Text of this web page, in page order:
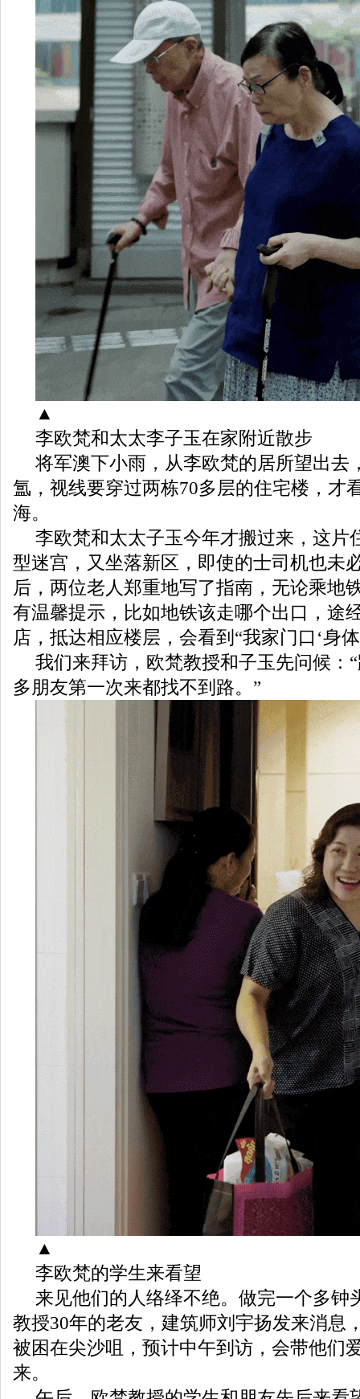
▲
李欧梵和太太李子玉在家附近散步
将军澳下小雨，从李欧梵的居所望出去
氲，视线要穿过两栋70多层的住宅楼，才
海。
李欧梵和太太子玉今年才搬过来，这片
型迷宫，又坐落新区，即使的士司机也未
后，两位老人郑重地写了指南，无论乘地
有温馨提示，比如地铁该走哪个出口，途
店，抵达相应楼层，会看到“我家门口‘身
我们来拜访，欧梵教授和子玉先问候：
多朋友第一次来都找不到路。”
▲
李欧梵的学生来看望
来见他们的人络绎不绝。做完一个多钟
教授30年的老友，建筑师刘宇扬发来消息
被困在尖沙咀，预计中午到访，会带他们
来。